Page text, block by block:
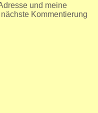
und meine
Kommentierung